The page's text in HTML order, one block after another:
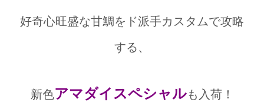
好奇心旺盛な甘鯛をド派手カスタムで攻略
する、
新色アマダイスペシャルも入荷！